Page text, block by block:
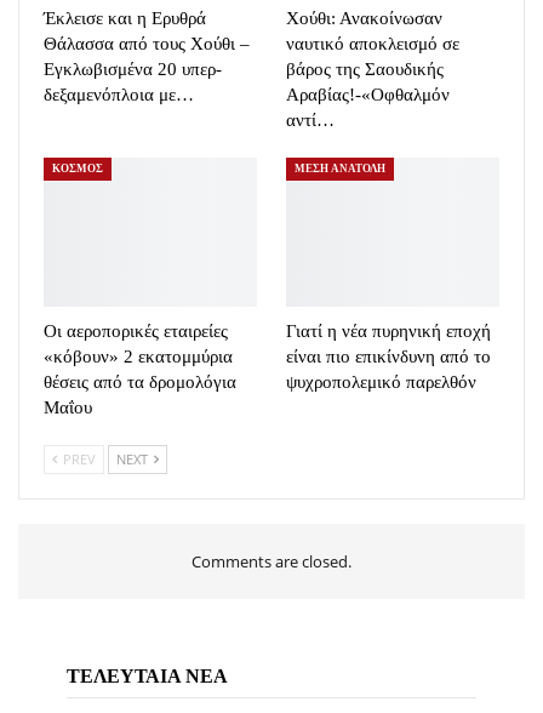
Έκλεισε και η Ερυθρά
Θάλασσα από τους Χούθι –
Εγκλωβισμένα 20 υπερ-
δεξαμενόπλοια με…
Χούθι: Ανακοίνωσαν
ναυτικό αποκλεισμό σε
βάρος της Σαουδικής
Αραβίας!-«Οφθαλμόν
αντί…
ΚΟΣΜΟΣ
Οι αεροπορικές εταιρείες
«κόβουν» 2 εκατομμύρια
θέσεις από τα δρομολόγια
Μαΐου
ΜΕΣΗ ΑΝΑΤΟΛΗ
Γιατί η νέα πυρηνική εποχή
είναι πιο επικίνδυνη από το
ψυχροπολεμικό παρελθόν
PREV NEXT
Comments are closed.
ΤΕΛΕΥΤΑΙΑ ΝΕΑ